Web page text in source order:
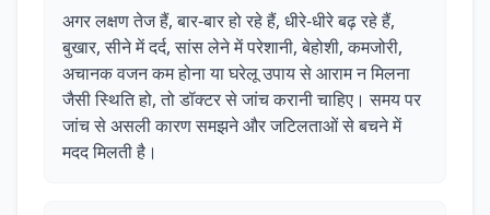
अगर लक्षण तेज हैं, बार-बार हो रहे हैं, धीरे-धीरे बढ़ रहे हैं,
बुखार, सीने में दर्द, सांस लेने में परेशानी, बेहोशी, कमजोरी,
अचानक वजन कम होना या घरेलू उपाय से आराम न मिलना
जैसी स्थिति हो, तो डॉक्टर से जांच करानी चाहिए। समय पर
जांच से असली कारण समझने और जटिलताओं से बचने में
मदद मिलती है।